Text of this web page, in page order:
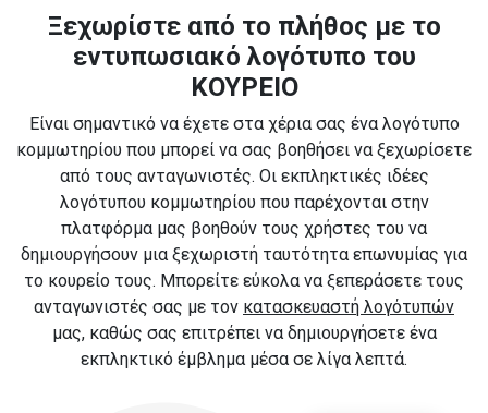
Ξεχωρίστε από το πλήθος με το
εντυπωσιακό λογότυπο του
ΚΟΥΡΕΙΟ
Είναι σημαντικό να έχετε στα χέρια σας ένα λογότυπο
κομμωτηρίου που μπορεί να σας βοηθήσει να ξεχωρίσετε
από τους ανταγωνιστές. Οι εκπληκτικές ιδέες
λογότυπου κομμωτηρίου που παρέχονται στην
πλατφόρμα μας βοηθούν τους χρήστες του να
δημιουργήσουν μια ξεχωριστή ταυτότητα επωνυμίας για
το κουρείο τους. Μπορείτε εύκολα να ξεπεράσετε τους
ανταγωνιστές σας με τον κατασκευαστή λογότυπών
μας, καθώς σας επιτρέπει να δημιουργήσετε ένα
εκπληκτικό έμβλημα μέσα σε λίγα λεπτά.